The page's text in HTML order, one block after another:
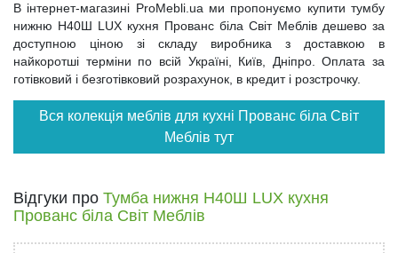
В інтернет-магазині ProMebli.ua ми пропонуємо купити тумбу
нижню Н40Ш LUX кухня Прованс біла Світ Меблів дешево за
доступною ціною зі складу виробника з доставкою в
найкоротші терміни по всій Україні, Київ, Дніпро. Оплата за
готівковий і безготівковий розрахунок, в кредит і розстрочку.
Вся колекція меблів для кухні Прованс біла Світ
Меблів тут
Відгуки про Тумба нижня Н40Ш LUX кухня
Прованс біла Світ Меблів